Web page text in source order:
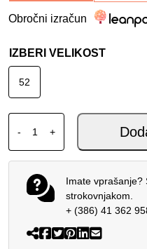
Obročni izračun
IZBERI VELIKOST
52
-
DAINESE CARVE
+
Imate vprašanje?
strokovnjakom.
+ (386) 41 362